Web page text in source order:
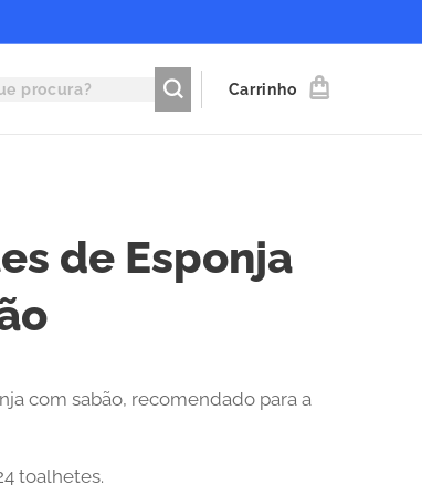
Carrinho
de Esponja
com sabão, recomendado para a
toalhetes.